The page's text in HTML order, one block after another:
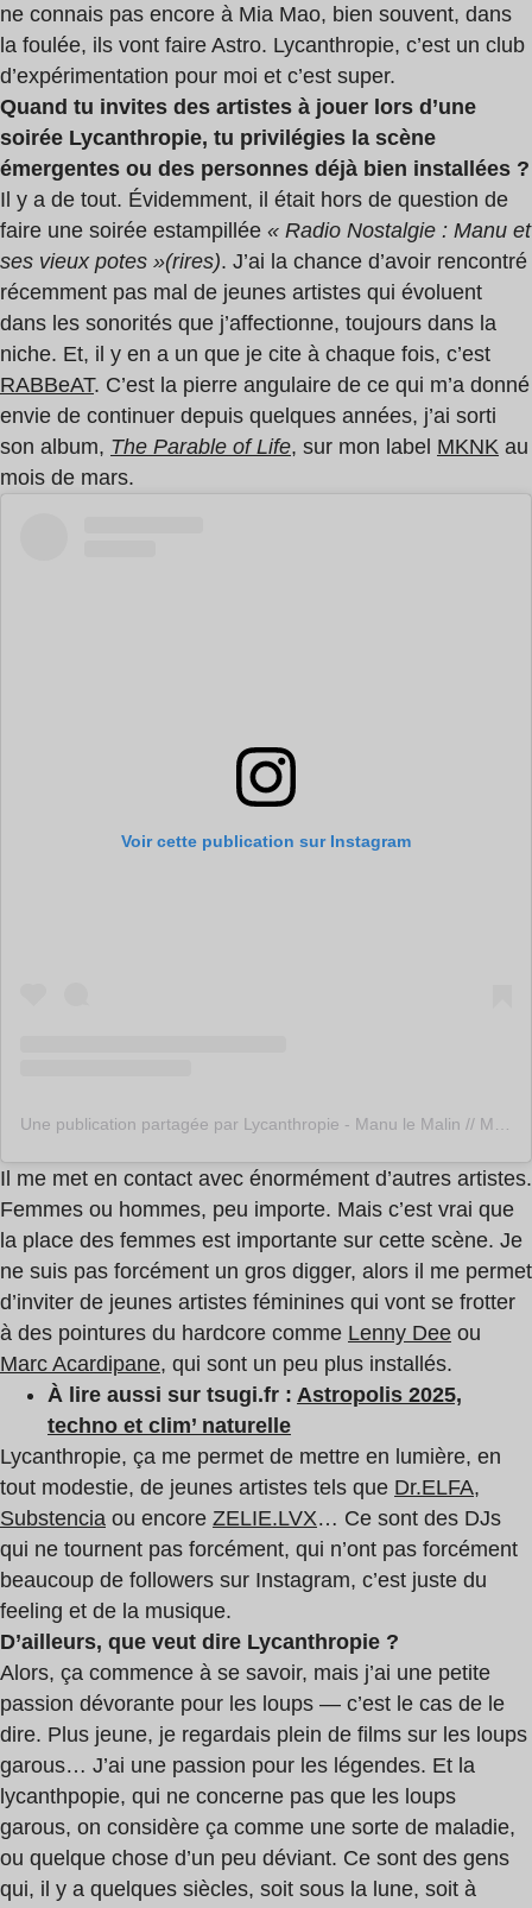
ne connais pas encore à Mia Mao, bien souvent, dans
la foulée, ils vont faire Astro. Lycanthropie, c’est un club
d’expérimentation pour moi et c’est super.
Quand tu invites des artistes à jouer lors d’une
soirée Lycanthropie, tu privilégies la scène
émergentes ou des personnes déjà bien installées ?
Il y a de tout. Évidemment, il était hors de question de
faire une soirée estampillée « Radio Nostalgie : Manu et
ses vieux potes »(rires). J’ai la chance d’avoir rencontré
récemment pas mal de jeunes artistes qui évoluent
dans les sonorités que j’affectionne, toujours dans la
niche. Et, il y en a un que je cite à chaque fois, c’est
RABBeAT. C’est la pierre angulaire de ce qui m’a donné
envie de continuer depuis quelques années, j’ai sorti
son album, The Parable of Life, sur mon label MKNK au
mois de mars.
Voir cette publication sur Instagram
Il me met en contact avec énormément d’autres artistes.
Femmes ou hommes, peu importe. Mais c’est vrai que
la place des femmes est importante sur cette scène. Je
ne suis pas forcément un gros digger, alors il me permet
d’inviter de jeunes artistes féminines qui vont se frotter
à des pointures du hardcore comme Lenny Dee ou
Marc Acardipane, qui sont un peu plus installés.
À lire aussi sur tsugi.fr : Astropolis 2025,
techno et clim’ naturelle
Lycanthropie, ça me permet de mettre en lumière, en
tout modestie, de jeunes artistes tels que Dr.ELFA,
Substencia ou encore ZELIE.LVX… Ce sont des DJs
qui ne tournent pas forcément, qui n’ont pas forcément
beaucoup de followers sur Instagram, c’est juste du
feeling et de la musique.
D’ailleurs, que veut dire Lycanthropie ?
Alors, ça commence à se savoir, mais j’ai une petite
passion dévorante pour les loups — c’est le cas de le
dire. Plus jeune, je regardais plein de films sur les loups
garous… J’ai une passion pour les légendes. Et la
lycanthpopie, qui ne concerne pas que les loups
garous, on considère ça comme une sorte de maladie,
ou quelque chose d’un peu déviant. Ce sont des gens
qui, il y a quelques siècles, soit sous la lune, soit à